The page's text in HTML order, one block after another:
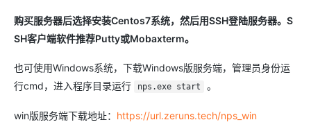
购买服务器后选择安装Centos7系统，然后用SSH登陆服务器。S
SH客户端软件推荐Putty或Mobaxterm。
也可使用Windows系统，下载Windows版服务端，管理员身份运
行cmd，进入程序目录运行
nps.exe start 。
win版服务端下载地址： https://url.zeruns.tech/nps_win